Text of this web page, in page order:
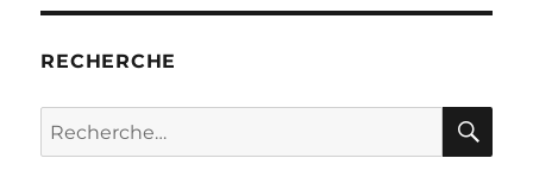
RECHERCHE
Recherche
pour :